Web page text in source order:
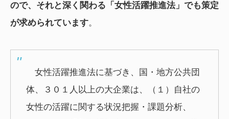
ので、それと深く関わる「女性活躍推進法」でも策定
が求められています。
女性活躍推進法に基づき、国・地方公共団
体、３０１人以上の大企業は、（１）自社の
女性の活躍に関する状況把握・課題分析、